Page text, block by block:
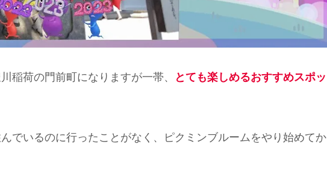
稲荷の門前町になりますが一帯、
とても楽しめるおすすめスポッ
でいるのに行ったことがなく、ピクミンブルームをやり始めてか